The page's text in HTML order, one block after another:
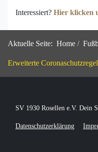
Interessiert? Hier klicken
Aktuelle Seite: Home
Erweiterte
SV 1930 Rosellen e.V. Dein
Datenschutzerklärung